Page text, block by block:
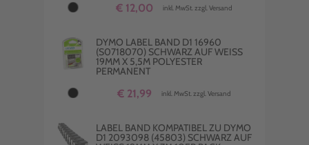
€ 12,00 inkl. MwSt. zzgl. Versand
DYMO LABEL BAND D1 16960
(S0718070) SCHWARZ AUF WEISS 1
9MM X 5,5M POLYESTER P
ERMANENT
€ 21,99 inkl. MwSt. zzgl. Versand
LABEL BAND KOMPATIBEL ZU DYMO
D1 2093098 (45803) SCHWARZ AUF